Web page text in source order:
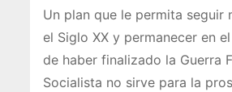
Un plan que le permita
el Siglo XX y permanecer en
de haber finalizado la Guerra
Socialista no sirve para la